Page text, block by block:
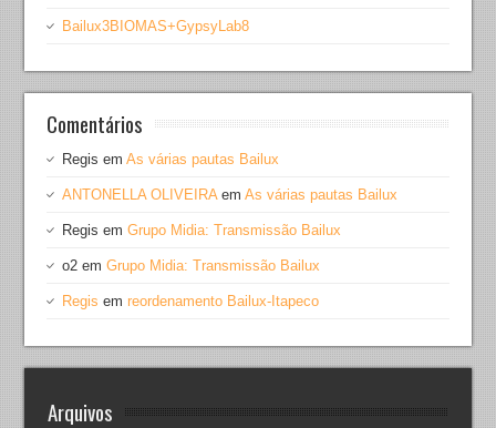
Bailux3BIOMAS+GypsyLab8
Comentários
Regis emAs várias pautas Bailux
ANTONELLA OLIVEIRAemAs várias pautas Bailux
Regis emGrupo Midia: Transmissão Bailux
o2 emGrupo Midia: Transmissão Bailux
Regis emreordenamento Bailux-Itapeco
Arquivos